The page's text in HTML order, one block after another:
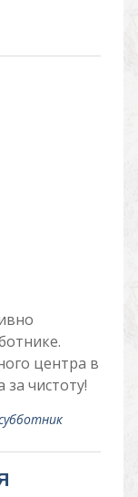
центра в
чистоту!